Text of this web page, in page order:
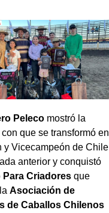
Peleco mostró la
que se transformó en
y Vicecampeón de Chile
anterior y conquistó
Para Criadoresque
laAsociación de
de Caballos Chilenos